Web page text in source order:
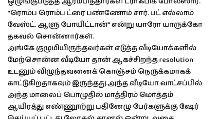
“ரொம்ப ரொம்ப ட்ரை பண்ணோம் சார். பட் எல்லாம்
வேஸ்ட். ஆளு போயிட்டான்” என்று யாரோ யாருக்கோ
தகவல் சொன்னார்கள்.
அங்கே குழுமியிருந்தவர்கள் எடுத்த வீடியோக்களில்
மேற்சொன்ன வீடியோ தான் ஆகச்சிறந்த resolution
உடனும் விழுந்தவனைக் கொஞ்சம் நெருக்கமாகக்
காட்டுகிறதாகவும் இருந்தது.அந்த வீடியோ வாட்சப்பில்
அந்த மாலைப் பொழுதில் மாத்திரம் மொத்தம்
ஆயிரத்து எண்ணூற்று பதினேழு பேர்களுக்கு ஷேர்